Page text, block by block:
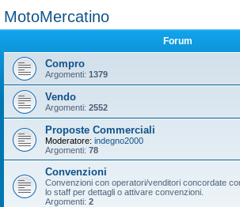
MotoMercatino
Forum
Compro
Argomenti: 1379
Vendo
Argomenti: 2552
Proposte Commerciali
Moderatore: indegno2000
Argomenti: 78
Convenzioni
Convenzioni con operatori/venditori concordate
lo staff per dettagli o attivare convenzioni.
Argomenti: 2